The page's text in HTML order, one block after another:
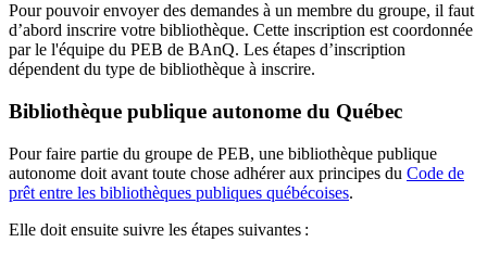
Pour pouvoir envoyer des demandes à un membre du groupe, il faut
d’abord inscrire votre bibliothèque. Cette inscription est coordonnée
par le l'équipe du PEB de BAnQ. Les étapes d’inscription
dépendent du type de bibliothèque à inscrire.
Bibliothèque publique autonome du Québec
Pour faire partie du groupe de PEB, une bibliothèque publique
autonome doit avant toute chose adhérer aux principes du Code de
prêt entre les bibliothèques publiques québécoises.
Elle doit ensuite suivre les étapes suivantes :